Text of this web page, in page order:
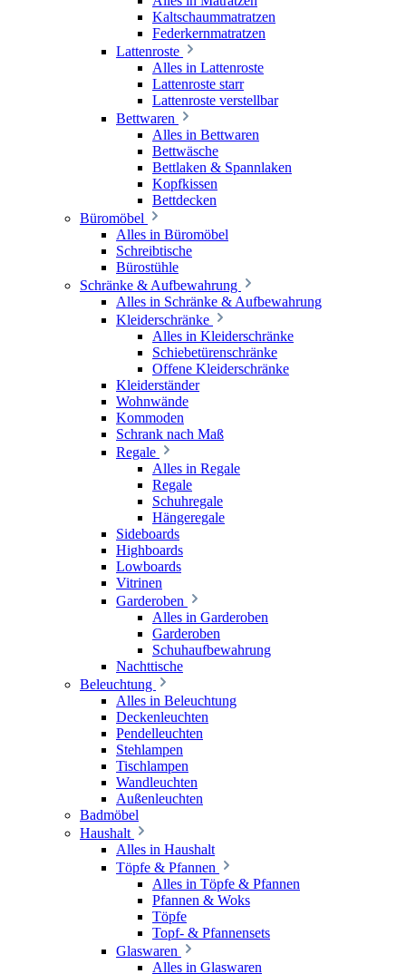
Kaltschaummatratzen
Federkernmatratzen
Lattenroste
Alles in Lattenroste
Lattenroste starr
Lattenroste verstellbar
Bettwaren
Alles in Bettwaren
Bettwäsche
Bettlaken & Spannlaken
Kopfkissen
Bettdecken
Büromöbel
Alles in Büromöbel
Schreibtische
Bürostühle
Schränke & Aufbewahrung
Alles in Schränke & Aufbewahrung
Kleiderschränke
Alles in Kleiderschränke
Schiebetürenschränke
Offene Kleiderschränke
Kleiderständer
Wohnwände
Kommoden
Schrank nach Maß
Regale
Alles in Regale
Regale
Schuhregale
Hängeregale
Sideboards
Highboards
Lowboards
Vitrinen
Garderoben
Alles in Garderoben
Garderoben
Schuhaufbewahrung
Nachttische
Beleuchtung
Alles in Beleuchtung
Deckenleuchten
Pendelleuchten
Stehlampen
Tischlampen
Wandleuchten
Außenleuchten
Badmöbel
Haushalt
Alles in Haushalt
Töpfe & Pfannen
Alles in Töpfe & Pfannen
Pfannen & Woks
Töpfe
Topf- & Pfannensets
Glaswaren
Alles in Glaswaren